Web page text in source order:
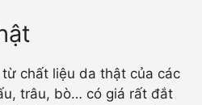
chất liệu da thật của các
trâu, bò… có giá rất đắt